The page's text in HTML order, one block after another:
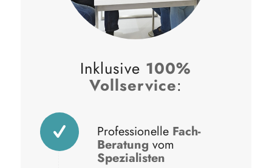
Inklusive 100%
Vollservice:
Professionelle Fach-
Beratung vom
Spezialisten